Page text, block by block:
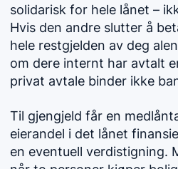
solidarisk for hele lånet –
Hvis den andre slutter å
hele restgjelden av deg
om dere internt har avtalt
privat avtale binder ikke
Til gjengjeld får en
eierandel i det lånet
en eventuell verdistigning.